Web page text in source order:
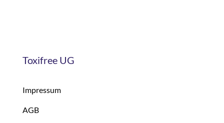
Toxifree UG
Impressum
AGB